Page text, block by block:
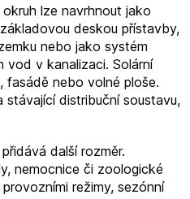
lze navrhnout jako
deskou přístavby,
nebo jako systém
vod v kanalizaci. Solární
fasádě nebo volné ploše.
stávající distribuční soustavu,
další rozměr.
nemocnice či zoologické
režimy, sezónní